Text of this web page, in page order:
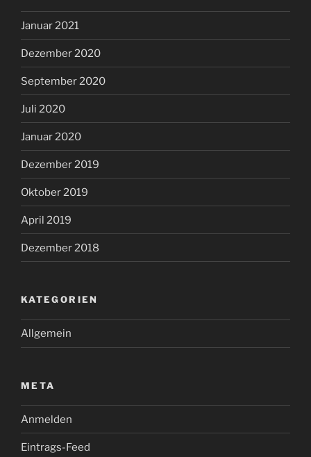
Januar 2021
Dezember 2020
September 2020
Juli 2020
Januar 2020
Dezember 2019
Oktober 2019
April 2019
Dezember 2018
KATEGORIEN
Allgemein
META
Anmelden
Eintrags-Feed